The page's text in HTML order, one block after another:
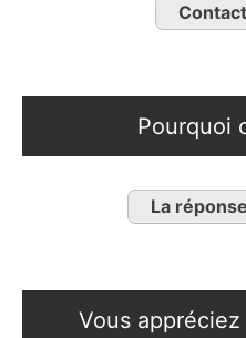
Pourquoi
La
Vous appréciez